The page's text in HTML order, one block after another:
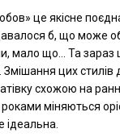
це якісне
б, що може
мало що… Та зараз
цих
схожою на
міняються
ідеальна.